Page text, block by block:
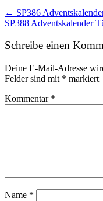
Post
navigation
← SP386
SP388 Adventskalender
Schreibe einen
Deine E-Mail-Adresse
Felder sind mit * markiert
Kommentar *
Name *